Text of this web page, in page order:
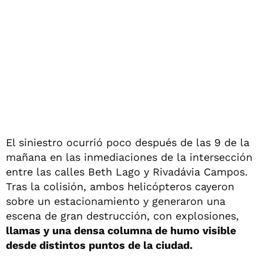
El siniestro ocurrió poco después de las 9 de la
mañana en las inmediaciones de la intersección
entre las calles Beth Lago y Rivadávia Campos.
Tras la colisión, ambos helicópteros cayeron
sobre un estacionamiento y generaron una
escena de gran destrucción, con explosiones,
llamas y una densa columna de humo visible
desde distintos puntos de la ciudad.